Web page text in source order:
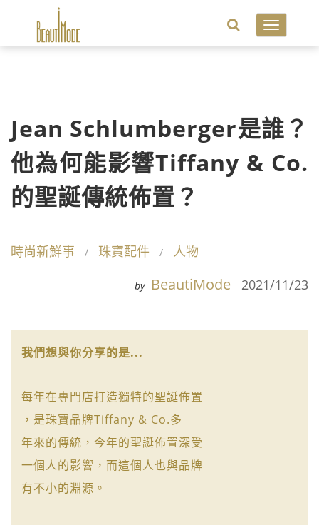
Toggle
Jean Schlumberger是誰？
他為何能影響Tiffany & Co.
的聖誕傳統佈置？
時尚新鮮事 珠寶配件 人物
by BeautiMode 2021/11/23
我們想與你分享的是...
每年在專門店打造獨特的聖誕佈置
，是珠寶品牌Tiffany & Co.多
年來的傳統，今年的聖誕佈置深受
一個人的影響，而這個人也與品牌
有不小的淵源。